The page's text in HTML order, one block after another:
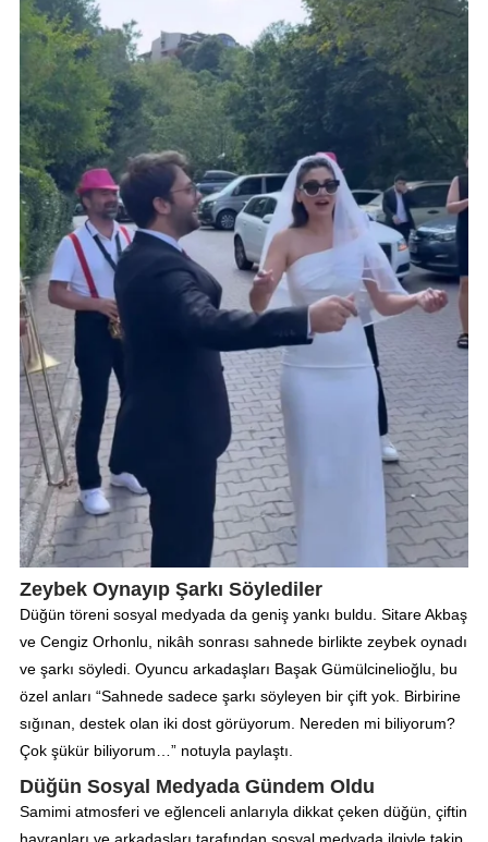
Zeybek Oynayıp Şarkı Söylediler
Düğün töreni sosyal medyada da geniş yankı buldu. Sitare Akbaş
ve Cengiz Orhonlu, nikâh sonrası sahnede birlikte zeybek oynadı
ve şarkı söyledi. Oyuncu arkadaşları Başak Gümülcinelioğlu, bu
özel anları “Sahnede sadece şarkı söyleyen bir çift yok. Birbirine
sığınan, destek olan iki dost görüyorum. Nereden mi biliyorum?
Çok şükür biliyorum…” notuyla paylaştı.
Düğün Sosyal Medyada Gündem Oldu
Samimi atmosferi ve eğlenceli anlarıyla dikkat çeken düğün, çiftin